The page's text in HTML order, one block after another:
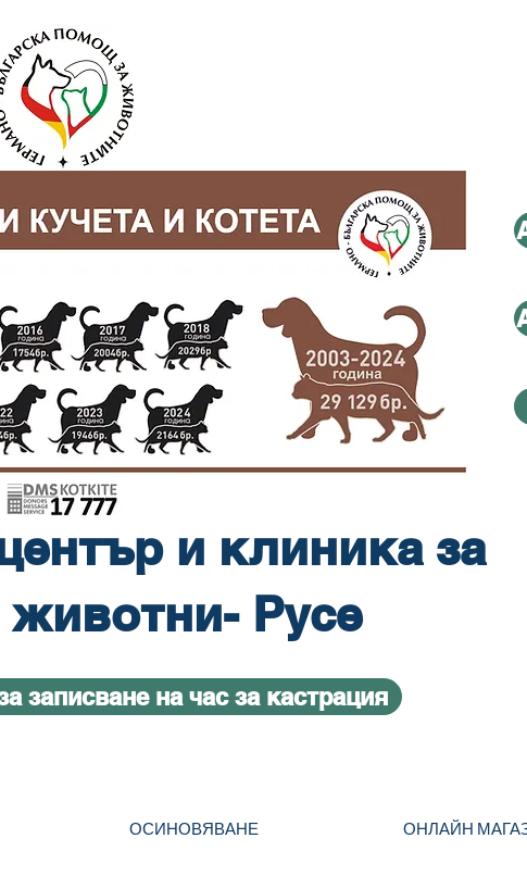
и клиника за
Русе
записване на час за кастрация
ОСИНОВЯВАНЕ ОНЛАЙН